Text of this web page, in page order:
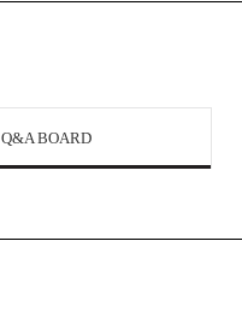
Q&A BOARD